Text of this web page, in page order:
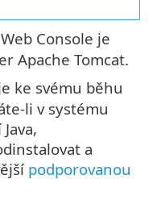
Web Console je
Apache Tomcat.
ke svému běhu
li v systému
a
podporovanou